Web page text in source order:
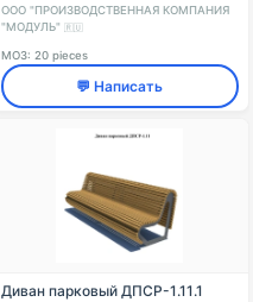
ООО "ПРОИЗВОДСТВЕННАЯ КОМПАНИЯ
"МОДУЛЬ"
🇷🇺
МОЗ: 20 pieces
💬 Написать
Диван парковый ДПСР-1.11.1